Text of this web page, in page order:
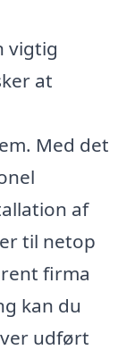
vigtig
at
Med det
af
til netop
firma
kan du
udført